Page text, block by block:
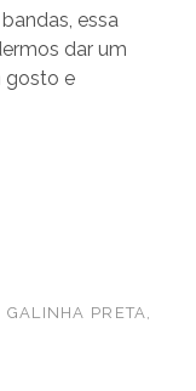
essa
dar um
gosto e
PRETA,